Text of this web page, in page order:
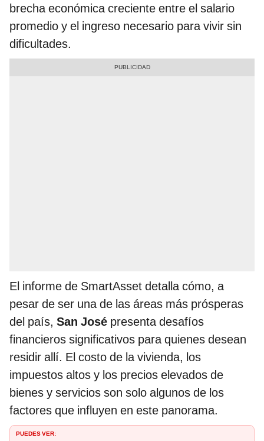
brecha económica creciente entre el salario
promedio y el ingreso necesario para vivir sin
dificultades.
El informe de SmartAsset detalla cómo, a
pesar de ser una de las áreas más prósperas
del país, San José presenta desafíos
financieros significativos para quienes desean
residir allí. El costo de la vivienda, los
impuestos altos y los precios elevados de
bienes y servicios son solo algunos de los
factores que influyen en este panorama.
PUEDES VER: